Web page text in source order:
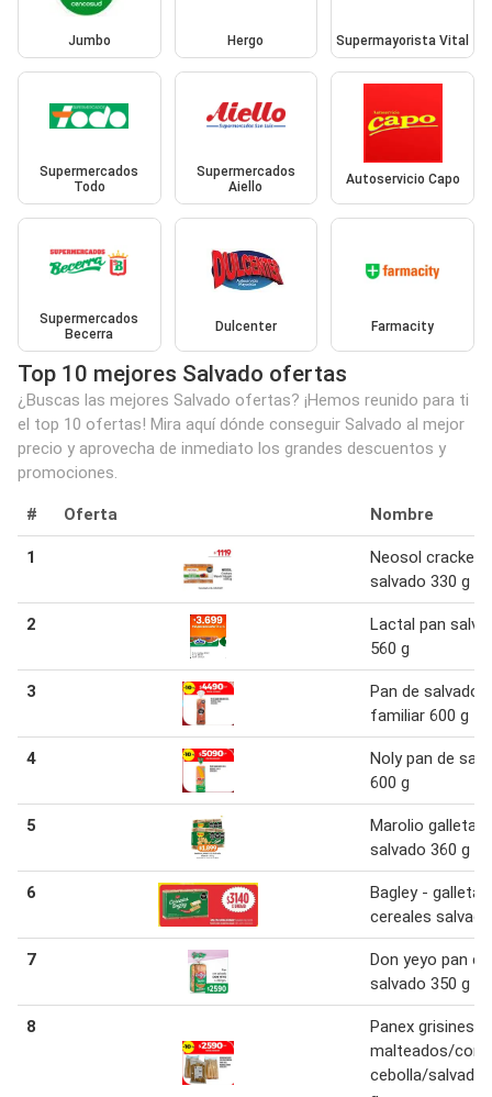
Jumbo Hergo Supermayorista Vital
Supermercados
Todo
Supermercados
Aiello
Autoservicio Capo
Supermercados
Becerra
Dulcenter Farmacity
Top 10 mejores Salvado ofertas
¿Buscas las mejores Salvado ofertas? ¡Hemos reunido para ti
el top 10 ofertas! Mira aquí dónde conseguir Salvado al mejor
precio y aprovecha de inmediato los grandes descuentos y
promociones.
# Oferta Nombre
1
Neosol crackers
salvado 330 g
2
Lactal pan
560 g
3
Pan de salvado
familiar 600 g
4
Noly pan de
600 g
5
Marolio galletas
salvado 360 g
6
Bagley - galletas
cereales salvado
7
Don yeyo pan
salvado 350 g
8
Panex grisines
malteados/con
cebolla/salvado